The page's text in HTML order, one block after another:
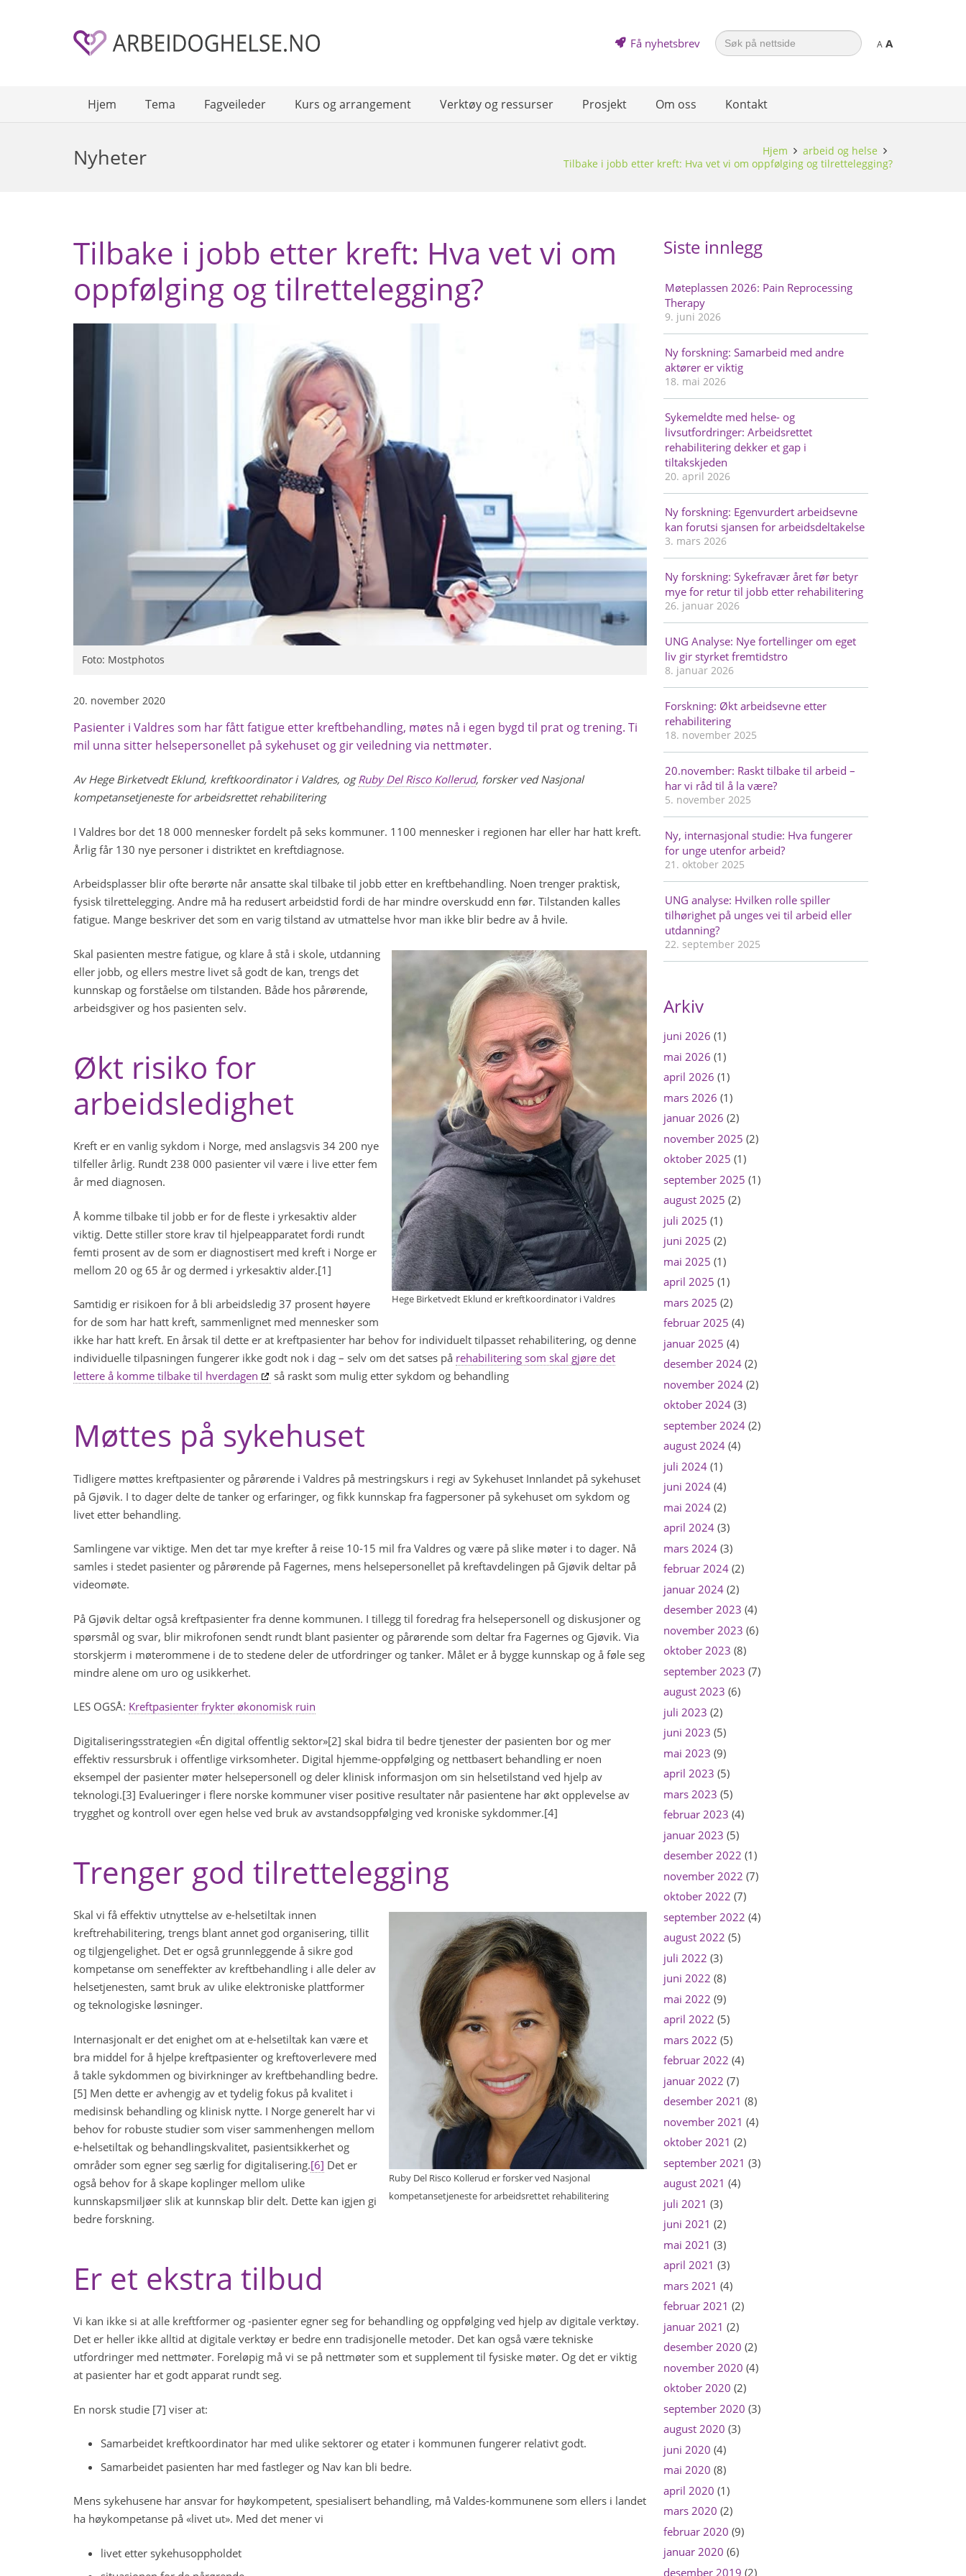
Få nyhetsbrev
Search
for: A A
Hjem Tema Fagveileder Kurs og arrangement Verktøy og ressurser Prosjekt Om oss Kontakt
Nyheter Hjem
arbeid og helse
Tilbake i jobb etter kreft: Hva vet vi om oppfølging og tilrettelegging?
Tilbake i jobb etter kreft: Hva vet vi om
oppfølging og tilrettelegging?
Foto: Mostphotos
20. november 2020
Pasienter i Valdres som har fått fatigue etter kreftbehandling, møtes nå i egen bygd til prat og trening. Ti
mil unna sitter helsepersonellet på sykehuset og gir veiledning via nettmøter.
Av Hege Birketvedt Eklund, kreftkoordinator i Valdres, ogRuby Del Risco Kollerud, forsker ved Nasjonal
kompetansetjeneste for arbeidsrettet rehabilitering
I Valdres bor det 18 000 mennesker fordelt på seks kommuner. 1100 mennesker i regionen har eller har hatt kreft.
Årlig får 130 nye personer i distriktet en kreftdiagnose.
Arbeidsplasser blir ofte berørte når ansatte skal tilbake til jobb etter en kreftbehandling. Noen trenger praktisk,
fysisk tilrettelegging. Andre må ha redusert arbeidstid fordi de har mindre overskudd enn før. Tilstanden kalles
fatigue. Mange beskriver det som en varig tilstand av utmattelse hvor man ikke blir bedre av å hvile.
Hege Birketvedt Eklund er kreftkoordinator i Valdres
Skal pasienten mestre fatigue, og klare å stå i skole, utdanning
eller jobb, og ellers mestre livet så godt de kan, trengs det
kunnskap og forståelse om tilstanden. Både hos pårørende,
arbeidsgiver og hos pasienten selv.
Økt risiko for
arbeidsledighet
Kreft er en vanlig sykdom i Norge, med anslagsvis 34 200 nye
tilfeller årlig. Rundt 238 000 pasienter vil være i live etter fem
år med diagnosen.
Å komme tilbake til jobb er for de fleste i yrkesaktiv alder
viktig. Dette stiller store krav til hjelpeapparatet fordi rundt
femti prosent av de som er diagnostisert med kreft i Norge er
mellom 20 og 65 år og dermed i yrkesaktiv alder.[1]
Samtidig er risikoen for å bli arbeidsledig 37 prosent høyere
for de som har hatt kreft, sammenlignet med mennesker som
ikke har hatt kreft. En årsak til dette er at kreftpasienter har behov for individuelt tilpasset rehabilitering, og denne
individuelle tilpasningen fungerer ikke godt nok i dag – selv om det satses på rehabilitering som skal gjøre det
lettere å komme tilbake til hverdagen
så raskt som mulig etter sykdom og behandling
Møttes på sykehuset
Tidligere møttes kreftpasienter og pårørende i Valdres på mestringskurs i regi av Sykehuset Innlandet på sykehuset
på Gjøvik. I to dager delte de tanker og erfaringer, og fikk kunnskap fra fagpersoner på sykehuset om sykdom og
livet etter behandling.
Samlingene var viktige. Men det tar mye krefter å reise 10-15 mil fra Valdres og være på slike møter i to dager. Nå
samles i stedet pasienter og pårørende på Fagernes, mens helsepersonellet på kreftavdelingen på Gjøvik deltar på
videomøte.
På Gjøvik deltar også kreftpasienter fra denne kommunen. I tillegg til foredrag fra helsepersonell og diskusjoner og
spørsmål og svar, blir mikrofonen sendt rundt blant pasienter og pårørende som deltar fra Fagernes og Gjøvik. Via
storskjerm i møterommene i de to stedene deler de utfordringer og tanker. Målet er å bygge kunnskap og å føle seg
mindre alene om uro og usikkerhet.
LES OGSÅ: Kreftpasienter frykter økonomisk ruin
Digitaliseringsstrategien «Én digital offentlig sektor»[2] skal bidra til bedre tjenester der pasienten bor og mer
effektiv ressursbruk i offentlige virksomheter. Digital hjemme-oppfølging og nettbasert behandling er noen
eksempel der pasienter møter helsepersonell og deler klinisk informasjon om sin helsetilstand ved hjelp av
teknologi.[3] Evalueringer i flere norske kommuner viser positive resultater når pasientene har økt opplevelse av
trygghet og kontroll over egen helse ved bruk av avstandsoppfølging ved kroniske sykdommer.[4]
Trenger god tilrettelegging
Ruby Del Risco Kollerud er forsker ved Nasjonal
kompetansetjeneste for arbeidsrettet rehabilitering
Skal vi få effektiv utnyttelse av e-helsetiltak innen
kreftrehabilitering, trengs blant annet god organisering, tillit
og tilgjengelighet. Det er også grunnleggende å sikre god
kompetanse om seneffekter av kreftbehandling i alle deler av
helsetjenesten, samt bruk av ulike elektroniske plattformer
og teknologiske løsninger.
Internasjonalt er det enighet om at e-helsetiltak kan være et
bra middel for å hjelpe kreftpasienter og kreftoverlevere med
å takle sykdommen og bivirkninger av kreftbehandling bedre.
[5] Men dette er avhengig av et tydelig fokus på kvalitet i
medisinsk behandling og klinisk nytte. I Norge generelt har vi
behov for robuste studier som viser sammenhengen mellom
e-helsetiltak og behandlingskvalitet, pasientsikkerhet og
områder som egner seg særlig for digitalisering.[6] Det er
også behov for å skape koplinger mellom ulike
kunnskapsmiljøer slik at kunnskap blir delt. Dette kan igjen gi
bedre forskning.
Er et ekstra tilbud
Vi kan ikke si at alle kreftformer og -pasienter egner seg for behandling og oppfølging ved hjelp av digitale verktøy.
Det er heller ikke alltid at digitale verktøy er bedre enn tradisjonelle metoder. Det kan også være tekniske
utfordringer med nettmøter. Foreløpig må vi se på nettmøter som et supplement til fysiske møter. Og det er viktig
at pasienter har et godt apparat rundt seg.
En norsk studie [7] viser at:
Samarbeidet kreftkoordinator har med ulike sektorer og etater i kommunen fungerer relativt godt.
Samarbeidet pasienten har med fastleger og Nav kan bli bedre.
Mens sykehusene har ansvar for høykompetent, spesialisert behandling, må Valdes-kommunene som ellers i landet
ha høykompetanse på «livet ut». Med det mener vi
livet etter sykehusoppholdet
Siste innlegg
Møteplassen 2026: Pain Reprocessing
Therapy
9. juni 2026
Ny forskning: Samarbeid med andre
aktører er viktig
18. mai 2026
Sykemeldte med helse- og
livsutfordringer: Arbeidsrettet
rehabilitering dekker et gap i
tiltakskjeden
20. april 2026
Ny forskning: Egenvurdert arbeidsevne
kan forutsi sjansen for arbeidsdeltakelse
3. mars 2026
Ny forskning: Sykefravær året før betyr
mye for retur til jobb etter rehabilitering
26. januar 2026
UNG Analyse: Nye fortellinger om eget
liv gir styrket fremtidstro
8. januar 2026
Forskning: Økt arbeidsevne etter
rehabilitering
18. november 2025
20.november: Raskt tilbake til arbeid –
har vi råd til å la være?
5. november 2025
Ny, internasjonal studie: Hva fungerer
for unge utenfor arbeid?
21. oktober 2025
UNG analyse: Hvilken rolle spiller
tilhørighet på unges vei til arbeid eller
utdanning?
22. september 2025
Arkiv
juni 2026 (1)
mai 2026 (1)
april 2026 (1)
mars 2026 (1)
januar 2026 (2)
november 2025 (2)
oktober 2025 (1)
september 2025 (1)
august 2025 (2)
juli 2025 (1)
juni 2025 (2)
mai 2025 (1)
april 2025 (1)
mars 2025 (2)
februar 2025 (4)
januar 2025 (4)
desember 2024(2)
november 2024(2)
oktober 2024(3)
september 2024(2)
august 2024(4)
juli 2024(1)
juni 2024(4)
mai 2024(2)
april 2024(3)
mars 2024(3)
februar 2024(2)
januar 2024(2)
desember 2023 (4)
november 2023 (6)
oktober 2023 (8)
september 2023 (7)
august 2023 (6)
juli 2023 (2)
juni 2023 (5)
mai 2023 (9)
april 2023 (5)
mars 2023 (5)
februar 2023 (4)
januar 2023 (5)
desember 2022 (1)
november 2022 (7)
oktober 2022 (7)
september 2022 (4)
august 2022 (5)
juli 2022 (3)
juni 2022 (8)
mai 2022 (9)
april 2022 (5)
mars 2022 (5)
februar 2022 (4)
januar 2022 (7)
desember 2021 (8)
november 2021 (4)
oktober 2021 (2)
september 2021 (3)
august 2021 (4)
juli 2021 (3)
juni 2021 (2)
mai 2021 (3)
april 2021 (3)
mars 2021 (4)
februar 2021 (2)
januar 2021 (2)
desember 2020 (2)
november 2020 (4)
oktober 2020 (2)
september 2020 (3)
august 2020 (3)
juni 2020 (4)
mai 2020 (8)
april 2020 (1)
mars 2020 (2)
februar 2020 (9)
januar 2020 (6)
desember 2019 (2)